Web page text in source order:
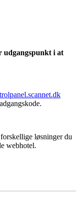
udgangspunkt i at
løsninger du
webhotel.